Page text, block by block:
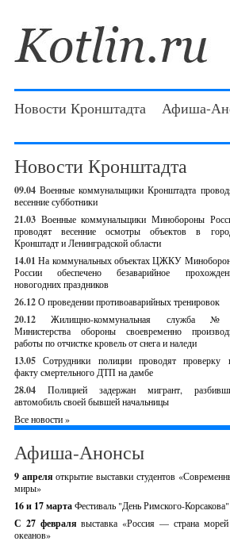
Новости Кронштадта Афиша-
Новости Кронштадта
09.04 Военные коммунальщики Кронштадта
весенние субботники
21.03 Военные коммунальщики Минобороны
проводят весенние осмотры объектов в
Кронштадт и Ленинградской области
14.01 На коммунальных объектах ЦЖКУ
России обеспечено безаварийное
новогодних праздников
26.12О проведении противоаварийных тренировок
20.12
Жилищно-коммунальная служба
Министерства обороны своевременно
работы по отчистке кровель от снега и наледи
13.05 Сотрудники полиции проводят проверку
факту смертельного ДТП на дамбе
28.04
Полицией задержан мигрант,
автомобиль своей бывшей начальницы
Все новости »
Афиша-Анонсы
9 апреляоткрытие выставки студентов
миры»
16 и 17 мартаФестиваль "День Римского-Корсакова"
С 27 февралявыставка «Россия — страна
океанов»